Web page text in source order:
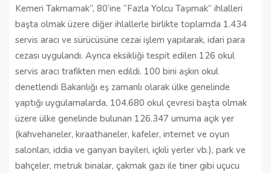
Kemeri Takmamak”, 80’ine “Fazla Yolcu Taşımak” ihlalleri
başta olmak üzere diğer ihlallerle birlikte toplamda 1.434
servis aracı ve sürücüsüne cezai işlem yapılarak, idari para
cezası uygulandı. Ayrıca eksikliği tespit edilen 126 okul
servis aracı trafikten men edildi. 100 bini aşkın okul
denetlendi Bakanlığı eş zamanlı olarak ülke genelinde
yaptığı uygulamalarda, 104.680 okul çevresi başta olmak
üzere ülke genelinde bulunan 126.347 umuma açık yer
(kahvehaneler, kıraathaneler, kafeler, internet ve oyun
salonları, iddia ve ganyan bayileri, içkili yerler vb.), park ve
bahçeler, metruk binalar, çakmak gazı ile tiner gibi uçucu